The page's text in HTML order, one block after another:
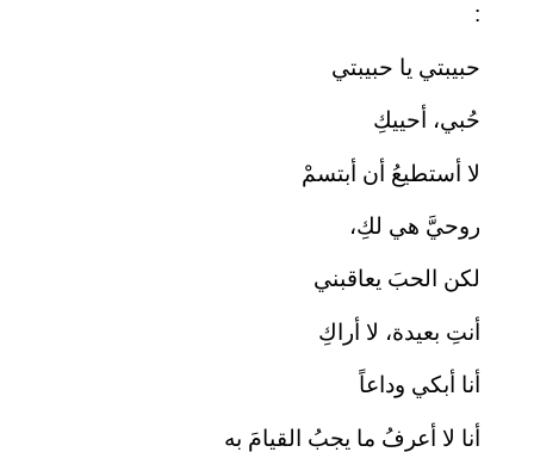
:
حبيبتي يا حبيبتي
حُبي، أحييكِ
لا أستطيعُ أن أبتسمْ
روحيَّ هي لكِ،
لكن الحبَ يعاقبني
أنتِ بعيدة، لا أراكِ
أنا أبكي وداعاً
أنا لا أعرفُ ما يجبُ القيامَ به